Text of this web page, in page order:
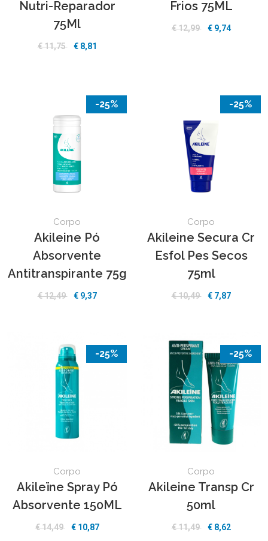
Nutri-Reparador
75Ml
€ 11,75 € 8,81
Frios 75ML
€ 12,99 € 9,74
-25%
Corpo
Akileine Pó
Absorvente
Antitranspirante 75g
€ 12,49 € 9,37
-25%
Corpo
Akileine Secura Cr
Esfol Pes Secos
75ml
€ 10,49 € 7,87
-25%
Corpo
Akileïne Spray Pó
Absorvente 150ML
€ 14,49 € 10,87
-25%
Corpo
Akileine Transp Cr
50ml
€ 11,49 € 8,62